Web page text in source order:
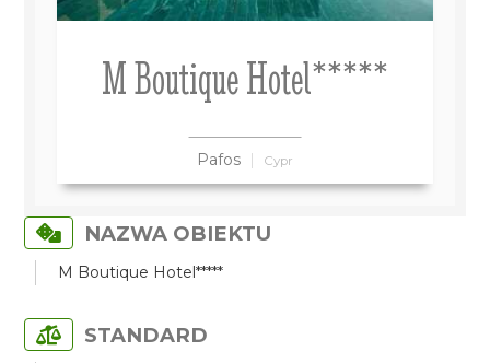
M Boutique Hotel*****
Pafos Cypr
NAZWA OBIEKTU
M Boutique Hotel*****
STANDARD